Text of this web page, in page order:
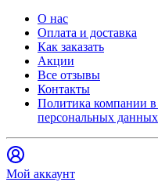
О нас
Оплата и доставка
Как заказать
Акции
Все отзывы
Контакты​
Политика компании
персональных данных
Мой аккаунт